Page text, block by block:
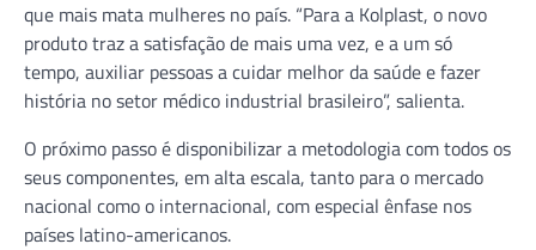
que mais mata mulheres no país. “Para a Kolplast, o novo
produto traz a satisfação de mais uma vez, e a um só
tempo, auxiliar pessoas a cuidar melhor da saúde e fazer
história no setor médico industrial brasileiro”, salienta.
O próximo passo é disponibilizar a metodologia com todos os
seus componentes, em alta escala, tanto para o mercado
nacional como o internacional, com especial ênfase nos
países latino-americanos.